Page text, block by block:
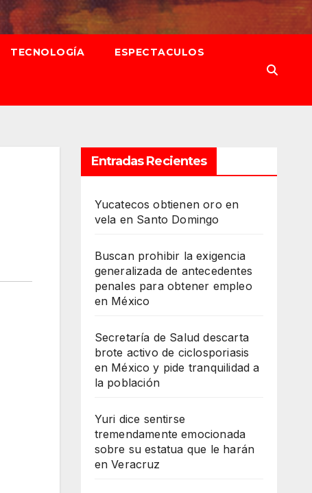
TECNOLOGÍA ESPECTACULOS
Entradas Recientes
Yucatecos obtienen oro en
vela en Santo Domingo
Buscan prohibir la exigencia
generalizada de antecedentes
penales para obtener empleo
en México
Secretaría de Salud descarta
brote activo de ciclosporiasis
en México y pide tranquilidad a
la población
Yuri dice sentirse
tremendamente emocionada
sobre su estatua que le harán
en Veracruz